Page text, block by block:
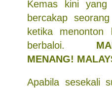
Kemas kini yang
bercakap
ketika
berbaloi.
MENANG!
Apabila sesekali